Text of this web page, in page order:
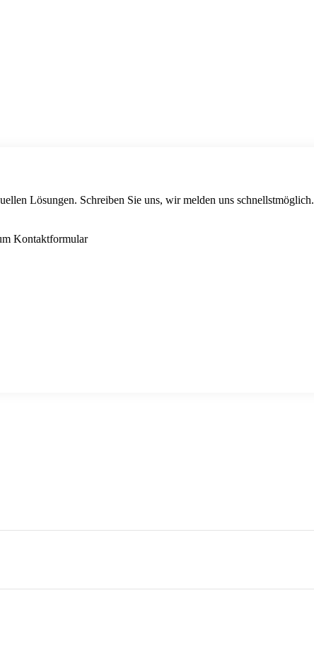
Lösungen. Schreiben Sie uns, wir melden uns schnellstmöglich.
Kontaktformular